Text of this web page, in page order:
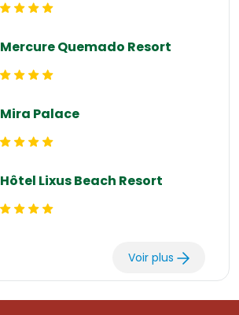
Mercure Quemado Resort
Mira Palace
Hôtel Lixus Beach Resort
Voir plus